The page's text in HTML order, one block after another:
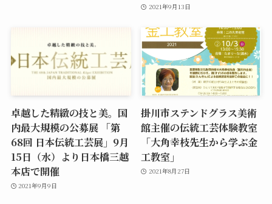
2021年9月13日
卓越した精緻の技と美。国
内最大規模の公募展 「第
68回 日本伝統工芸展」9月
15日（水）より日本橋三越
本店で開催
2021年9月9日
掛川市ステンドグラス美術
館主催の伝統工芸体験教室
「大角幸枝先生から学ぶ金
工教室」
2021年8月27日